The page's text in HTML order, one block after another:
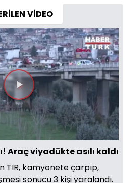
VİDEO
Videoyu
Oynat
Araç viyadükte asılı kaldı
TIR, kamyonete çarpıp,
sonucu 3 kişi yaralandı.